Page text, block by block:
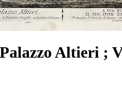
Altieri ;